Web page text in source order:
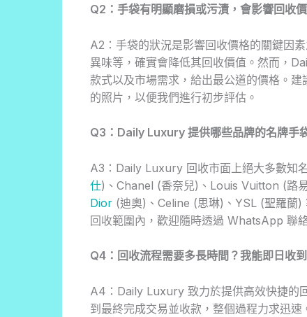
Q2：手袋有明顯磨損或污漬，會影響回收
A2：手袋的狀況是影響回收價格的關鍵因
異味等，確實會降低其回收價值。然而，
款式以及市場需求，給出最公道的價格。
的照片，以便我們進行初步評估。
Q3：Daily Luxury 提供哪些品牌的名牌手
A3：Daily Luxury 回收市面上絕大多數知
仕)、Chanel (香奈兒)、Louis Vuitton (路
Dior (迪奧)、Celine (思琳)、YSL (聖羅蘭)
回收範圍內，歡迎隨時透過 WhatsApp 聯
Q4：回收流程需要多長時間？我能即日收
A4：Daily Luxury 致力於提供高效快捷的
到最終完成交易並收款，整個過程力求迅